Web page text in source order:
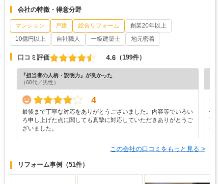
会社の特徴・得意分野
マンション 戸建 総合リフォーム
創業20年以上
10億円以上
自社職人 一級建築士 地元密着
口コミ評価 4.6 （199件）
『担当者の人柄・説明力』が良かった
（60代／男性）
4
最後まで丁寧な対応をありがとうございました。内容等でいろい
ろ申し上げた点に関しても真摯に対応していただきありがとうご
ざいました。
仕
下
な
この会社の口コミをもっと見る >
リフォーム事例 （51件）